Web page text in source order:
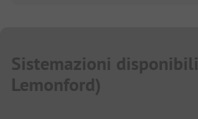
Sistemazioni disponibili
Lemonford)